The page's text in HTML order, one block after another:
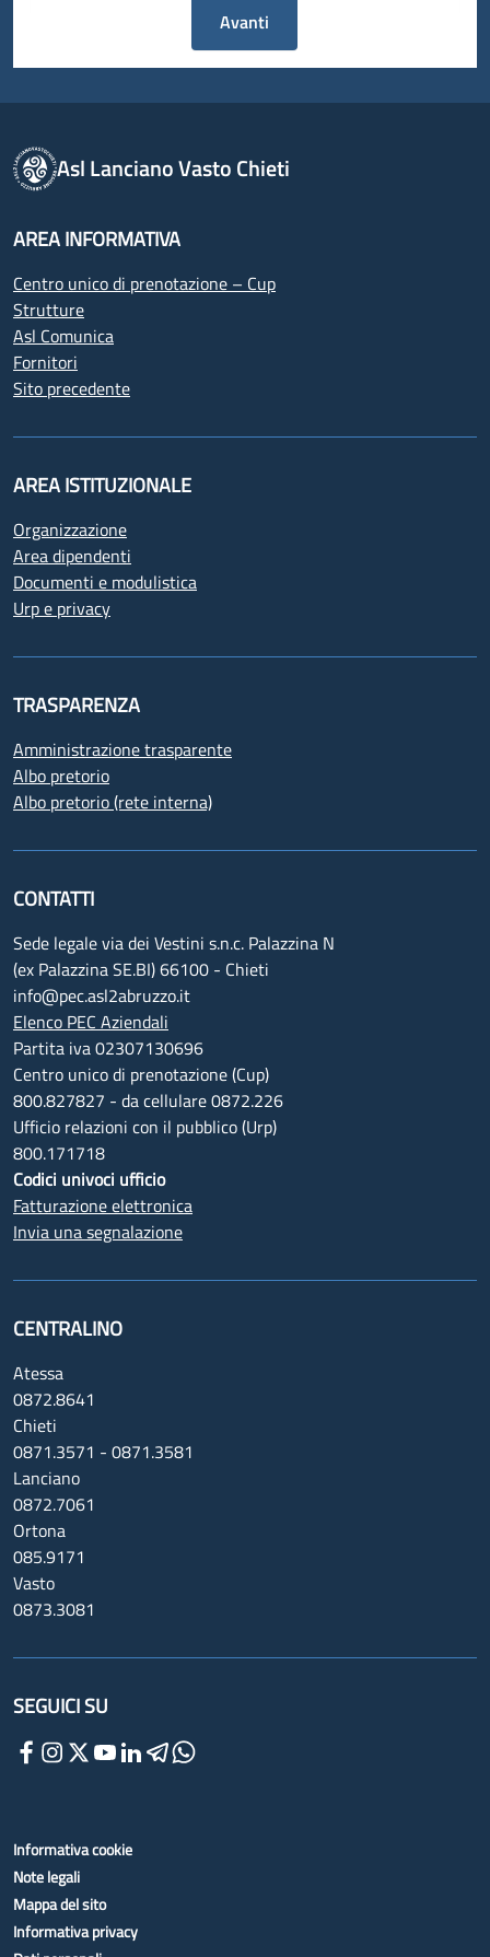
Avanti
Asl Lanciano Vasto Chieti
AREA INFORMATIVA
Centro unico di prenotazione – Cup
Strutture
Asl Comunica
Fornitori
Sito precedente
AREA ISTITUZIONALE
Organizzazione
Area dipendenti
Documenti e modulistica
Urp e privacy
TRASPARENZA
Amministrazione trasparente
Albo pretorio
Albo pretorio (rete interna)
CONTATTI
Sede legale via dei Vestini s.n.c. Palazzina N
(ex Palazzina SE.BI) 66100 - Chieti
info@pec.asl2abruzzo.it
Elenco PEC Aziendali
Partita iva 02307130696
Centro unico di prenotazione (Cup)
800.827827 - da cellulare 0872.226
Ufficio relazioni con il pubblico (Urp)
800.171718
Codici univoci ufficio
Fatturazione elettronica
Invia una segnalazione
CENTRALINO
Atessa
0872.8641
Chieti
0871.3571 - 0871.3581
Lanciano
0872.7061
Ortona
085.9171
Vasto
0873.3081
SEGUICI SU
Informativa cookie
Note legali
Mappa del sito
Informativa privacy